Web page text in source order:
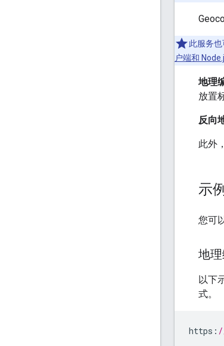
此服务
户端和
地理
放置
反向
此外
示
您可
地
以下
式。
https :